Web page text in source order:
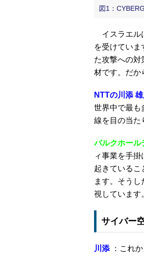
図1：
イスラエル
を受けてい
た攻撃への対
材です。だか
NTTの川添
世界中で最も
線を目の当た
バルクホール
ィ事業を手
起きているこ
ます。そう
視しています
サイバー
川添
：これ